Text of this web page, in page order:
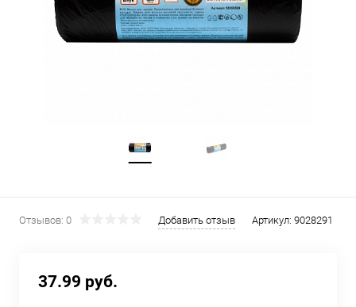
Отзывов: 0 Добавить отзыв Артикул: 9028291
37.99 руб.